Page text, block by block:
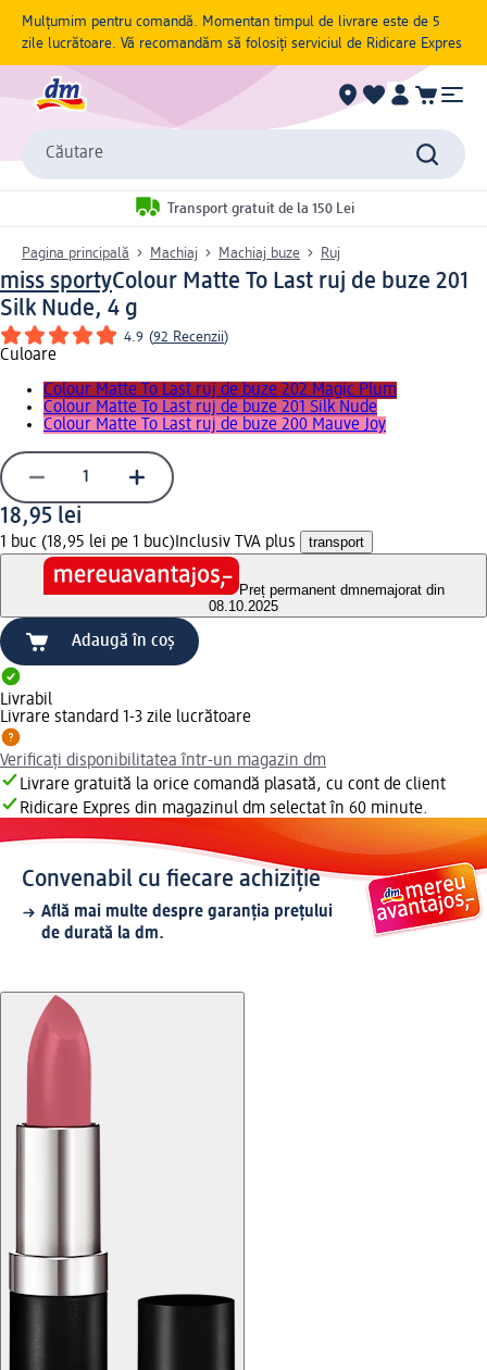
Mulțumim pentru comandă. Momentan timpul de livrare este de 5
zile lucrătoare. Vă recomandăm să folosiți serviciul de Ridicare Expres
Căutare
Transport gratuit de la 150 Lei
Pagina principală Machiaj Machiaj buze Ruj
miss sportyColour Matte To Last ruj de buze 201
Silk Nude, 4 g
4.9 (92 Recenzii)
Culoare
Colour Matte To Last ruj de buze 202 Magic Plum
Colour Matte To Last ruj de buze 201 Silk Nude
Colour Matte To Last ruj de buze 200 Mauve Joy
18,95 lei
1 buc (18,95 lei pe 1 buc) Inclusiv TVA plus transport
Preț permanent dmnemajorat din
08.10.2025
Adaugă în coș
Livrabil
Livrare standard 1-3 zile lucrătoare
Verificați disponibilitatea într-un magazin dm
Livrare gratuită la orice comandă plasată, cu cont de client
Ridicare Expres din magazinul dm selectat în 60 minute.
Convenabil cu fiecare achiziție
Află mai multe despre garanția prețului
de durată la dm.